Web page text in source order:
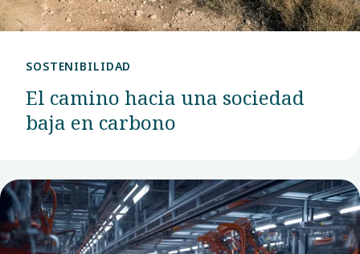
SOSTENIBILIDAD
El camino hacia una sociedad
baja en carbono